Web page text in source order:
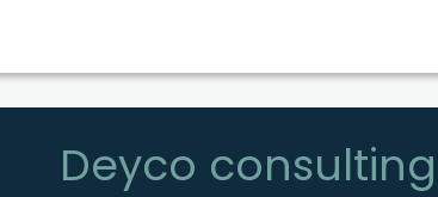
Deyco consulting